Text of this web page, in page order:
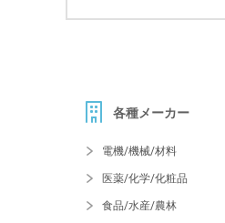
各種メーカー
電機/機械/材料
医薬/化学/化粧品
食品/水産/農林